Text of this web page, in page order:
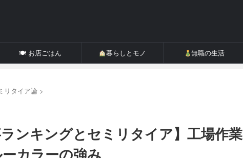
🍽 お店ごはん 暮らしとモノ 無職の生活
リタイア論 >
ランキングとセミリタイア】工場作業
カラーの強み